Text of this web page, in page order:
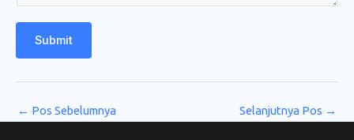
Submit
← Pos Sebelumnya Selanjutnya Pos →